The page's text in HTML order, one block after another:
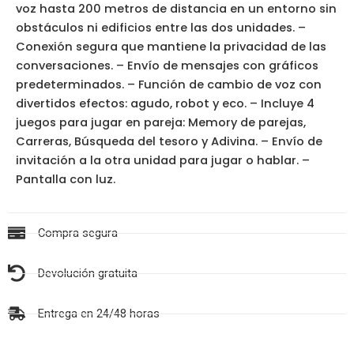
voz hasta 200 metros de distancia en un entorno sin
obstáculos ni edificios entre las dos unidades. –
Conexión segura que mantiene la privacidad de las
conversaciones. – Envío de mensajes con gráficos
predeterminados. – Función de cambio de voz con
divertidos efectos: agudo, robot y eco. – Incluye 4
juegos para jugar en pareja: Memory de parejas,
Carreras, Búsqueda del tesoro y Adivina. – Envío de
invitación a la otra unidad para jugar o hablar. –
Pantalla con luz.
Compra segura
Devolución gratuita
Entrega en 24/48 horas